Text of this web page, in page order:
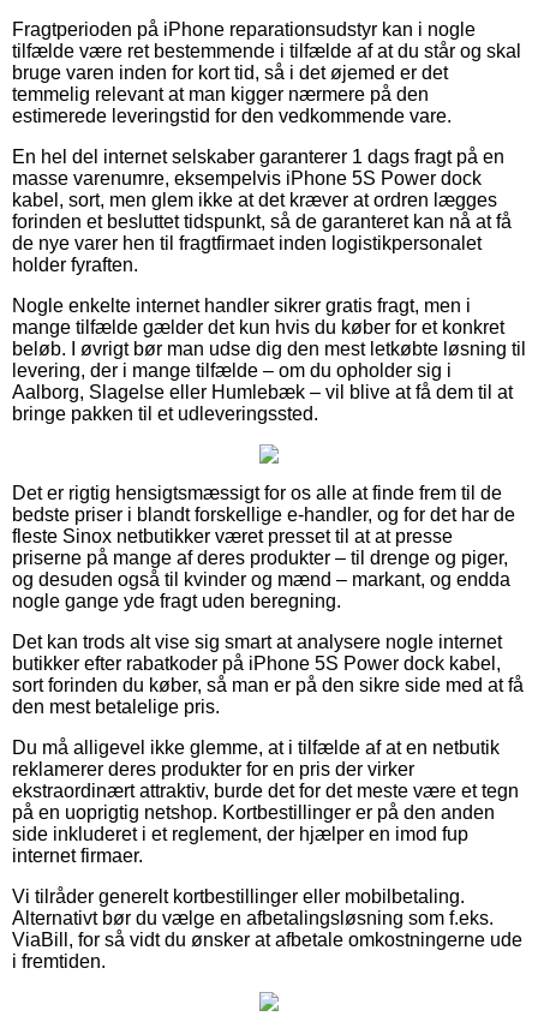
Fragtperioden på iPhone reparationsudstyr kan i nogle
tilfælde være ret bestemmende i tilfælde af at du står og skal
bruge varen inden for kort tid, så i det øjemed er det
temmelig relevant at man kigger nærmere på den
estimerede leveringstid for den vedkommende vare.
En hel del internet selskaber garanterer 1 dags fragt på en
masse varenumre, eksempelvis iPhone 5S Power dock
kabel, sort, men glem ikke at det kræver at ordren lægges
forinden et besluttet tidspunkt, så de garanteret kan nå at få
de nye varer hen til fragtfirmaet inden logistikpersonalet
holder fyraften.
Nogle enkelte internet handler sikrer gratis fragt, men i
mange tilfælde gælder det kun hvis du køber for et konkret
beløb. I øvrigt bør man udse dig den mest letkøbte løsning til
levering, der i mange tilfælde – om du opholder sig i
Aalborg, Slagelse eller Humlebæk – vil blive at få dem til at
bringe pakken til et udleveringssted.
Det er rigtig hensigtsmæssigt for os alle at finde frem til de
bedste priser i blandt forskellige e-handler, og for det har de
fleste Sinox netbutikker været presset til at at presse
priserne på mange af deres produkter – til drenge og piger,
og desuden også til kvinder og mænd – markant, og endda
nogle gange yde fragt uden beregning.
Det kan trods alt vise sig smart at analysere nogle internet
butikker efter rabatkoder på iPhone 5S Power dock kabel,
sort forinden du køber, så man er på den sikre side med at få
den mest betalelige pris.
Du må alligevel ikke glemme, at i tilfælde af at en netbutik
reklamerer deres produkter for en pris der virker
ekstraordinært attraktiv, burde det for det meste være et tegn
på en uoprigtig netshop. Kortbestillinger er på den anden
side inkluderet i et reglement, der hjælper en imod fup
internet firmaer.
Vi tilråder generelt kortbestillinger eller mobilbetaling.
Alternativt bør du vælge en afbetalingsløsning som f.eks.
ViaBill, for så vidt du ønsker at afbetale omkostningerne ude
i fremtiden.